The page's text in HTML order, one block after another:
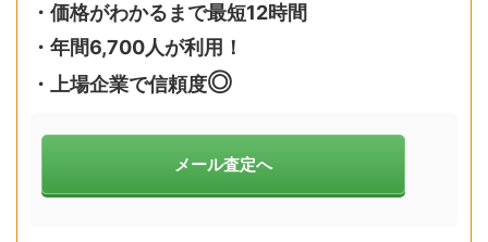
・価格がわかるまで最短12時間
・年間6,700人が利用！
・上場企業で信頼度◎
メール査定へ